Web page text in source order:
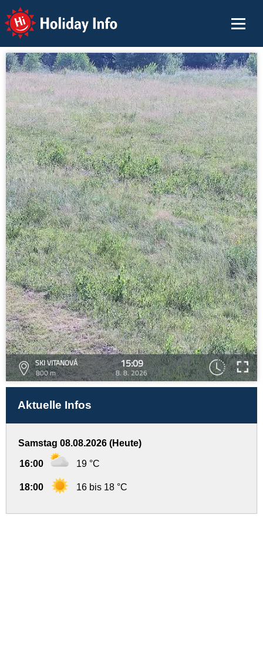
Holiday Info
SKI VITANOVÁ
800 m
15:09
8. 8. 2026
Aktuelle Infos
Samstag 08.08.2026 (Heute)
16:00 19 °C
18:00 16 bis 18 °C